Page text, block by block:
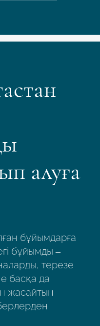
алуға
бұйымдарға
бұйымды –
терезе
басқа да
жасайтын